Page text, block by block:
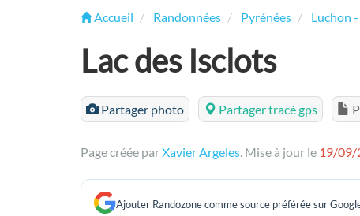
Accueil Randonnées Pyrénées Luchon
Lac des Isclots
Partager photo Partager tracé gps
Page créée parXavier Argeles. Mise à jour le 19/09/
Ajouter Randozone comme source préférée sur